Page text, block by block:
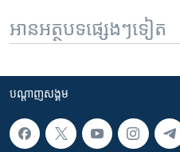
អានអត្ថបទផ្សេងៗទៀត
បណ្តាញ​សង្គម